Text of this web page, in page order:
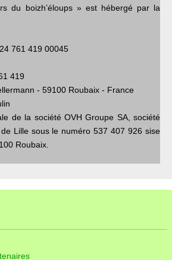
du boizh’éloups » est hébergé par la
761 419 00045
419
- 59100 Roubaix - France
de la société OVH Groupe SA, société
Lille sous le numéro 537 407 926 sise
Roubaix.